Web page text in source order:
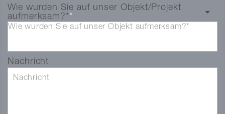
Wie wurden Sie auf unser Objekt/Projekt
aufmerksam?*
Wie wurden Sie auf unser Objekt aufmerksam?*
Nachricht